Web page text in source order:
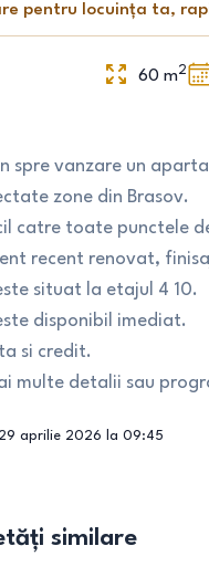
pentru locuința ta,
60 m2
spre vanzare un
zone din Brasov.
catre toate punctele
recent renovat,
situat la etajul 4 10.
disponibil imediat.
si credit.
multe detalii sau
29 aprilie 2026 la 09:45
similare